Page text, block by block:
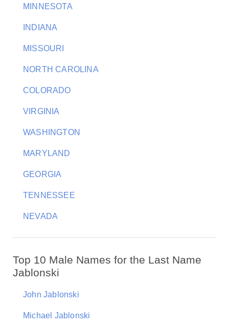
MINNESOTA
INDIANA
MISSOURI
NORTH CAROLINA
COLORADO
VIRGINIA
WASHINGTON
MARYLAND
GEORGIA
TENNESSEE
NEVADA
Top 10 Male Names for the Last Name
Jablonski
John Jablonski
Michael Jablonski